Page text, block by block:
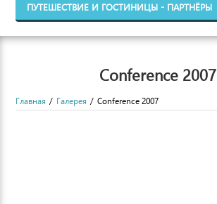
ПУТЕШЕСТВИЕ И ГОСТИНИЦЫ - ПАРТНЁРЫ
Conference 2007
Главная Галерея Conference 2007